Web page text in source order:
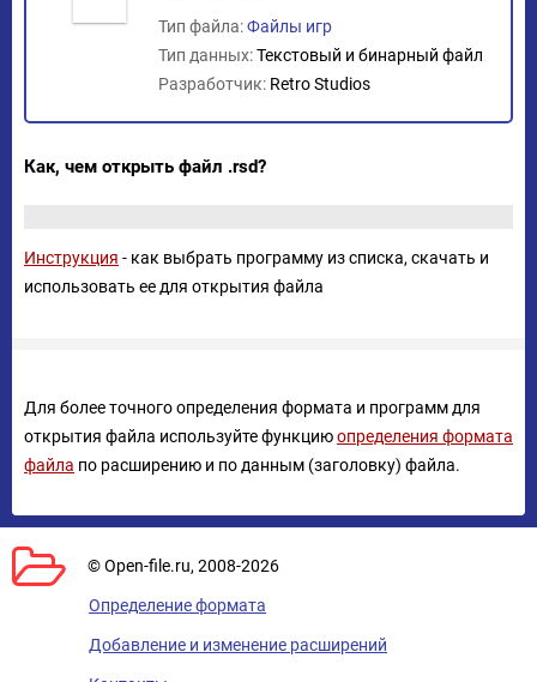
Тип файла:Файлы игр
Тип данных:Текстовый и бинарный файл
Разработчик: Retro Studios
Как, чем открыть файл .rsd?
Инструкция - как выбрать программу из списка, скачать и
использовать ее для открытия файла
Для более точного определения формата и программ для
открытия файла используйте функциюопределения формата
файла по расширению и по данным (заголовку) файла.
© Open-file.ru, 2008-2026
Определение формата
Добавление и изменение расширений